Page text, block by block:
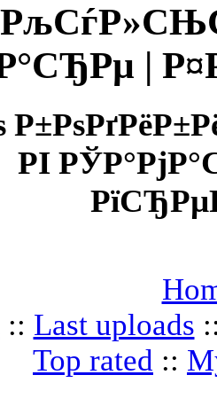
|
РІ
:: Last uploads
Top rated ::